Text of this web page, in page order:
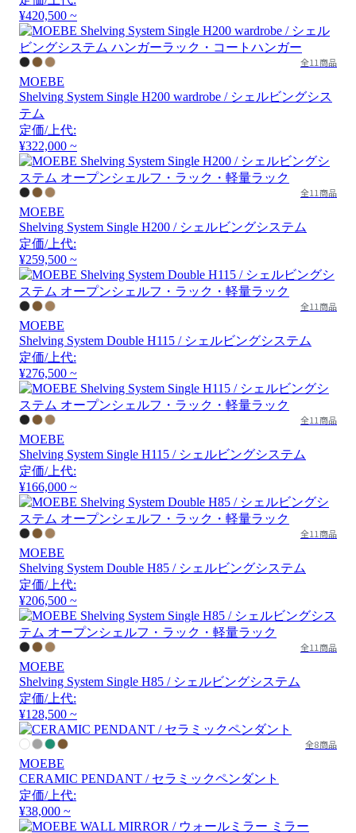
¥420,500 ~
全11商品
MOEBE
Shelving System Single H200 wardrobe / シェルビングシス
テム
定価/上代:
¥322,000 ~
全11商品
MOEBE
Shelving System Single H200 / シェルビングシステム
定価/上代:
¥259,500 ~
全11商品
MOEBE
Shelving System Double H115 / シェルビングシステム
定価/上代:
¥276,500 ~
全11商品
MOEBE
Shelving System Single H115 / シェルビングシステム
定価/上代:
¥166,000 ~
全11商品
MOEBE
Shelving System Double H85 / シェルビングシステム
定価/上代:
¥206,500 ~
全11商品
MOEBE
Shelving System Single H85 / シェルビングシステム
定価/上代:
¥128,500 ~
全8商品
MOEBE
CERAMIC PENDANT / セラミックペンダント
定価/上代:
¥38,000 ~